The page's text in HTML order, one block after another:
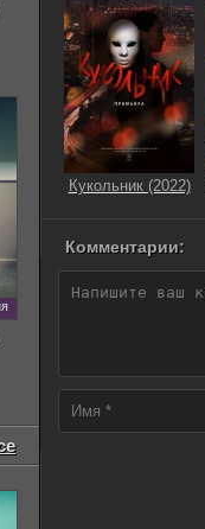
Кукольник (2022)
Комментарии: